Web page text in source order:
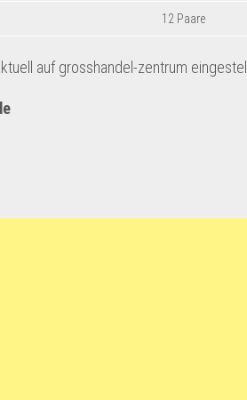
12 Paare
auf grosshandel-zentrum